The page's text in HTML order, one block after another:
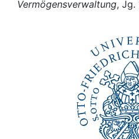
Help
Vermögensverwaltung, Jg.